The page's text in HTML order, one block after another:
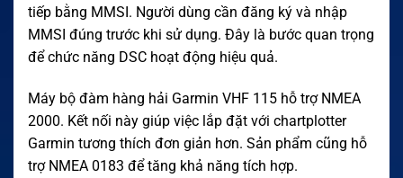
tiếp bằng MMSI. Người dùng cần đăng ký và nhập
MMSI đúng trước khi sử dụng. Đây là bước quan trọng
để chức năng DSC hoạt động hiệu quả.
Máy bộ đàm hàng hải Garmin VHF 115 hỗ trợ NMEA
2000. Kết nối này giúp việc lắp đặt với chartplotter
Garmin tương thích đơn giản hơn. Sản phẩm cũng hỗ
trợ NMEA 0183 để tăng khả năng tích hợp.